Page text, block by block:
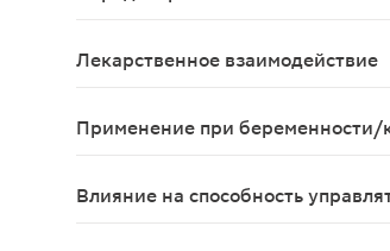
Лекарственное взаимодействие
Применение при беременности/
Влияние на способность